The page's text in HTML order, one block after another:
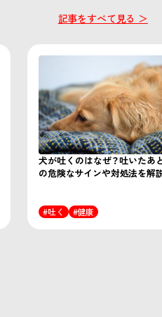
記事をすべて見る ＞
犬が吐くのはなぜ？吐いたあ
の危険なサインや対処法を解
吐く 健康